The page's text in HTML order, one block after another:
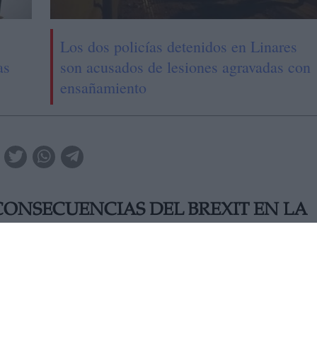
Los dos policías detenidos en Linares
son acusados de lesiones agravadas con
ensañamiento
DEL BREXIT EN LA